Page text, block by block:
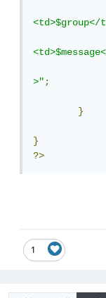
<td>$group</
>";
}
}
?>
1